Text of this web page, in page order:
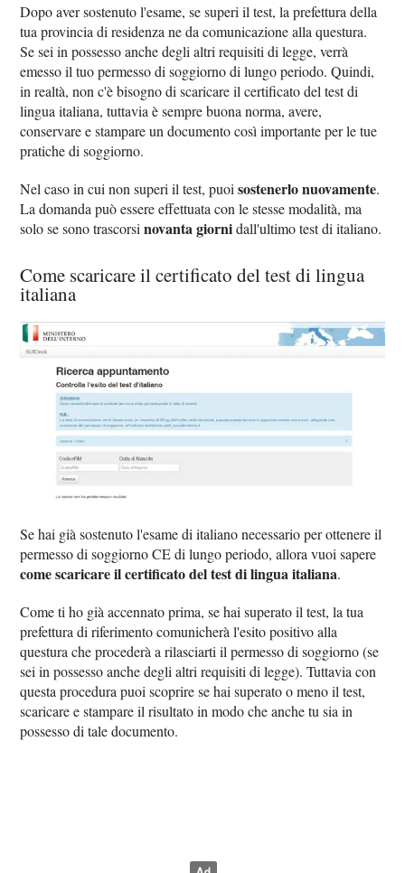
Dopo aver sostenuto l'esame, se superi il test, la prefettura della
tua provincia di residenza ne da comunicazione alla questura.
Se sei in possesso anche degli altri requisiti di legge, verrà
emesso il tuo permesso di soggiorno di lungo periodo. Quindi,
in realtà, non c'è bisogno di scaricare il certificato del test di
lingua italiana, tuttavia è sempre buona norma, avere,
conservare e stampare un documento così importante per le tue
pratiche di soggiorno.
Nel caso in cui non superi il test, puoisostenerlo nuovamente.
La domanda può essere effettuata con le stesse modalità, ma
solo se sono trascorsinovanta giornidall'ultimo test di italiano.
Come scaricare il certificato del test di lingua
italiana
Se hai già sostenuto l'esame di italiano necessario per ottenere il
permesso di soggiorno CE di lungo periodo, allora vuoi sapere
come scaricare il certificato del test di lingua italiana.
Come ti ho già accennato prima, se hai superato il test, la tua
prefettura di riferimento comunicherà l'esito positivo alla
questura che procederà a rilasciarti il permesso di soggiorno (se
sei in possesso anche degli altri requisiti di legge). Tuttavia con
questa procedura puoi scoprire se hai superato o meno il test,
scaricare e stampare il risultato in modo che anche tu sia in
possesso di tale documento.